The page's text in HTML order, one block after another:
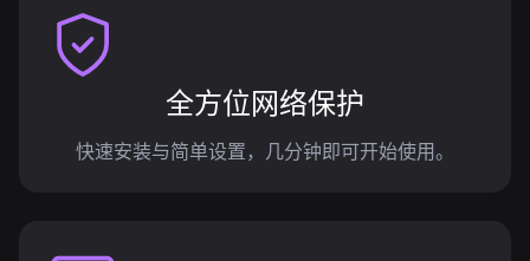
全方位网络保护
快速安装与简单设置，几分钟即可开始使用。